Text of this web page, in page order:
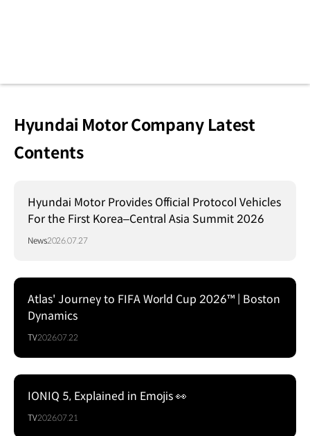
Hyundai Motor Company Latest
Contents
Hyundai Motor Provides Official Protocol Vehicles
For the First Korea–Central Asia Summit 2026
News2026.07.27
Atlas' Journey to FIFA World Cup 2026™ | Boston
Dynamics
TV2026.07.22
IONIQ 5, Explained in Emojis 👀
TV2026.07.21